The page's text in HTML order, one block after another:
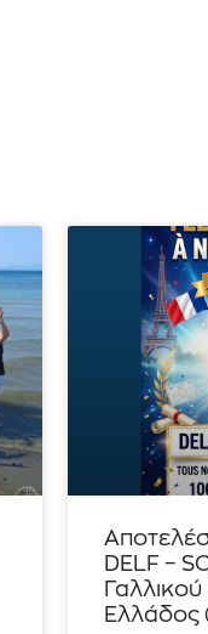
DELF –
Γαλλικού
Ελλάδος